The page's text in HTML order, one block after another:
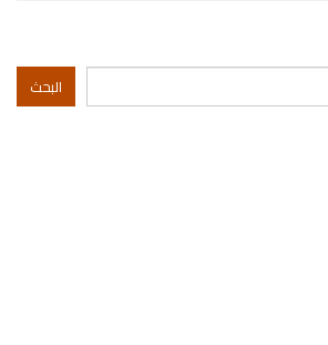
البحث